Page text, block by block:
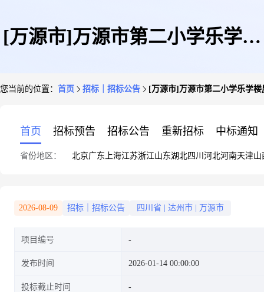
[万源市]万源市第二小学乐学楼
您当前的位置： 首页 招标｜招标公告 [万源市]万源市第二小学乐学
首页 招标预告 招标公告 重新招标 中标通知
省份地区： 北京广东 上海江苏浙江山东湖北四川 河北河南天津山
2026-08-09 招标｜招标公告 四川省 达州市 万源市
项目编号
发布时间 2026-01-14 00:00:00
投标截止时间